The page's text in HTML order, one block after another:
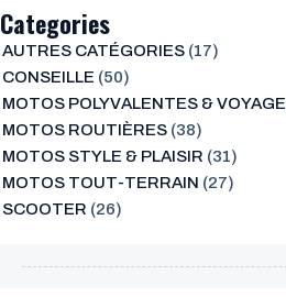
Categories
AUTRES CATÉGORIES(17)
CONSEILLE (50)
MOTOS POLYVALENTES & VOYAGE
MOTOS ROUTIÈRES(38)
MOTOS STYLE & PLAISIR (31)
MOTOS TOUT-TERRAIN (27)
SCOOTER (26)